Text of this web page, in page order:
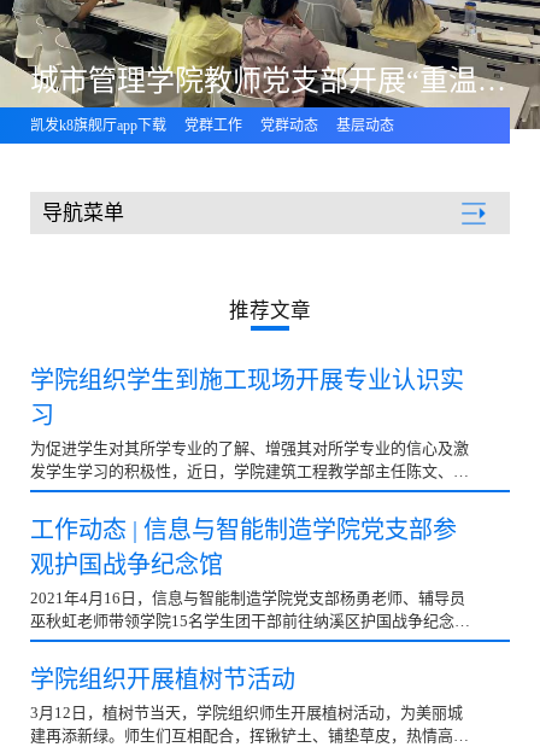
城市管理学院教师党支部开展“重温抗战历史，学习抗战精神”主题党日活动
凯发k8旗舰厅app下载 党群工作 党群动态 基层动态
导航菜单
推荐文章
学院组织学生到施工现场开展专业认识实
习
为促进学生对其所学专业的了解、增强其对所学专业的信心及激
发学生学习的积极性，近日，学院建筑工程教学部主任陈文、铁
路与道路工程教学部主任裴浩翔及两教学部教师组织...
工作动态 | 信息与智能制造学院党支部参
观护国战争纪念馆
2021年4月16日，信息与智能制造学院党支部杨勇老师、辅导员
巫秋虹老师带领学院15名学生团干部前往纳溪区护国战争纪念馆
开展了“峥嵘岁月 党史学习”的爱国主义活动。在现场...
学院组织开展植树节活动
3月12日，植树节当天，学院组织师生开展植树活动，为美丽城
建再添新绿。师生们互相配合，挥锹铲土、铺垫草皮，热情高